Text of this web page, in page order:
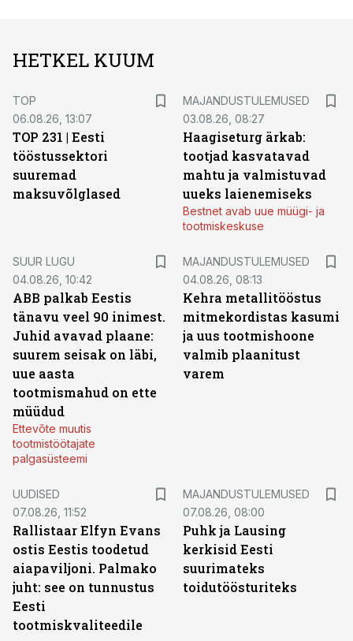
HETKEL KUUM
TOP
06.08.26, 13:07
TOP 231 | Eesti
tööstussektori
suuremad
maksuvõlglased
MAJANDUSTULEMUSED
03.08.26, 08:27
Haagiseturg ärkab:
tootjad kasvatavad
mahtu ja valmistuvad
uueks laienemiseks
Bestnet avab uue müügi- ja
tootmiskeskuse
SUUR LUGU
04.08.26, 10:42
ABB palkab Eestis
tänavu veel 90 inimest.
Juhid avavad plaane:
suurem seisak on läbi,
uue aasta
tootmismahud on ette
müüdud
Ettevõte muutis
tootmistöötajate
palgasüsteemi
MAJANDUSTULEMUSED
04.08.26, 08:13
Kehra metallitööstus
mitmekordistas kasumi
ja uus tootmishoone
valmib plaanitust
varem
UUDISED
07.08.26, 11:52
Rallistaar Elfyn Evans
ostis Eestis toodetud
aiapaviljoni. Palmako
juht: see on tunnustus
Eesti
tootmiskvaliteedile
MAJANDUSTULEMUSED
07.08.26, 08:00
Puhk ja Lausing
kerkisid Eesti
suurimateks
toidutöösturiteks